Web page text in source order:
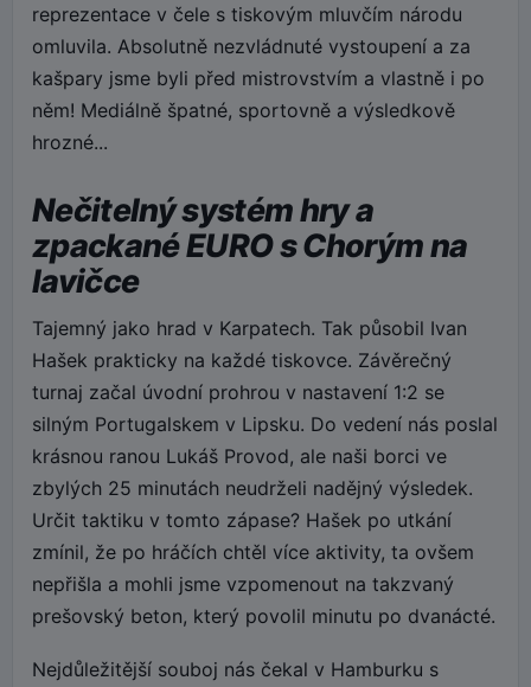
reprezentace v čele s tiskovým mluvčím národu
omluvila. Absolutně nezvládnuté vystoupení a za
kašpary jsme byli před mistrovstvím a vlastně i po
něm! Mediálně špatné, sportovně a výsledkově
hrozné...
Nečitelný systém hry a
zpackané EURO s Chorým na
lavičce
Tajemný jako hrad v Karpatech. Tak působil Ivan
Hašek prakticky na každé tiskovce. Závěrečný
turnaj začal úvodní prohrou v nastavení 1:2 se
silným Portugalskem v Lipsku. Do vedení nás poslal
krásnou ranou Lukáš Provod, ale naši borci ve
zbylých 25 minutách neudrželi nadějný výsledek.
Určit taktiku v tomto zápase? Hašek po utkání
zmínil, že po hráčích chtěl více aktivity, ta ovšem
nepřišla a mohli jsme vzpomenout na takzvaný
prešovský beton, který povolil minutu po dvanácté.
Nejdůležitější souboj nás čekal v Hamburku s